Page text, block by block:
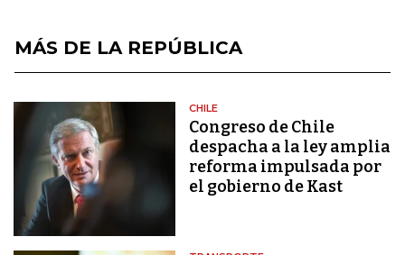
MÁS DE LA REPÚBLICA
CHILE
Congreso de Chile
despacha a la ley amplia
reforma impulsada por
el gobierno de Kast